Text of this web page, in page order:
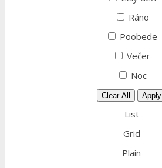
Ráno
Poobede
Večer
Noc
Clear All Apply
List
Grid
Plain